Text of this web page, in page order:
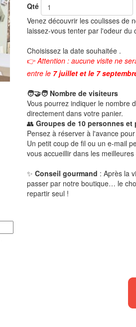
Qté
Venez découvrir les coulisses de
laissez-vous tenter par l'odeur du
Choisissez la date souhaitée .
👉Attention : aucune visite ne
entre le 7 juillet et le 7
🧑🤝🧑 Nombre de visiteurs
Vous pourrez indiquer le nombre
directement dans votre panier.
👥 Groupes de 10 personnes et
Pensez à réserver à l'avance
Un petit coup de fil ou un e-mail
vous accueillir dans les
✨ Conseil gourmand : Après la
passer par notre boutique… le
repartir seul !